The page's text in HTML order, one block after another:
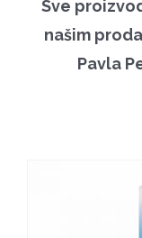
Sve
našim
Pavla